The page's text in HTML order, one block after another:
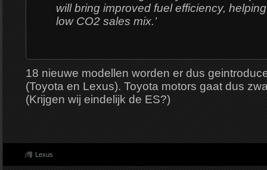
will bring improved fuel efficiency,
low CO2 sales mix.’
18 nieuwe modellen worden er dus
(Toyota en Lexus). Toyota motors gaat dus
(Krijgen wij eindelijk de ES?)
Lexus